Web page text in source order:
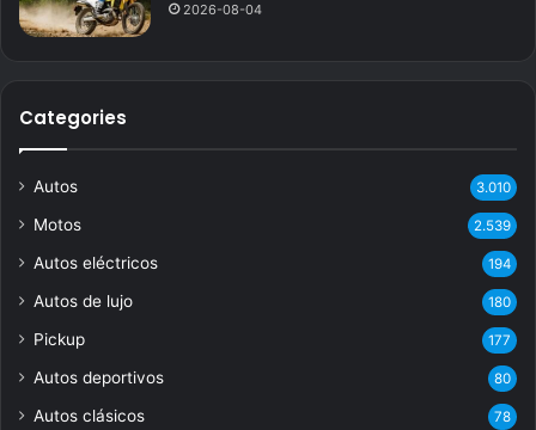
2026-08-04
Categories
Autos 3.010
Motos 2.539
Autos eléctricos 194
Autos de lujo 180
Pickup 177
Autos deportivos 80
Autos clásicos 78